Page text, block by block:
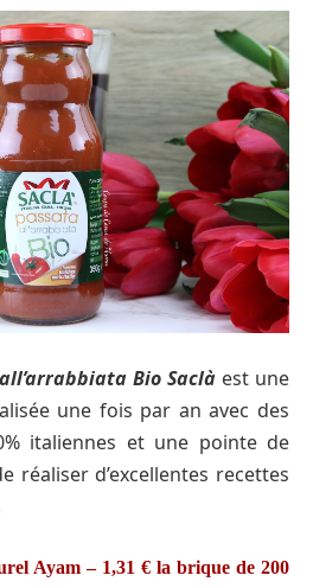
Bio Saclà est une
une fois par an avec des
italiennes et une pointe de
réaliser d’excellentes recettes
Ayam – 1,31 € la brique de 200